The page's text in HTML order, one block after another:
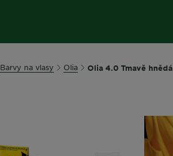
Barvy na vlasy Olia Olia 4.0 Tmavě hnědá